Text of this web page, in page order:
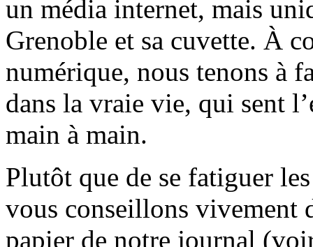
un média internet, mais
Grenoble et sa cuvette. À
numérique, nous tenons à
dans la vraie vie, qui sent
main à main.
Plutôt que de se fatiguer
vous conseillons vivement
papier de notre journal